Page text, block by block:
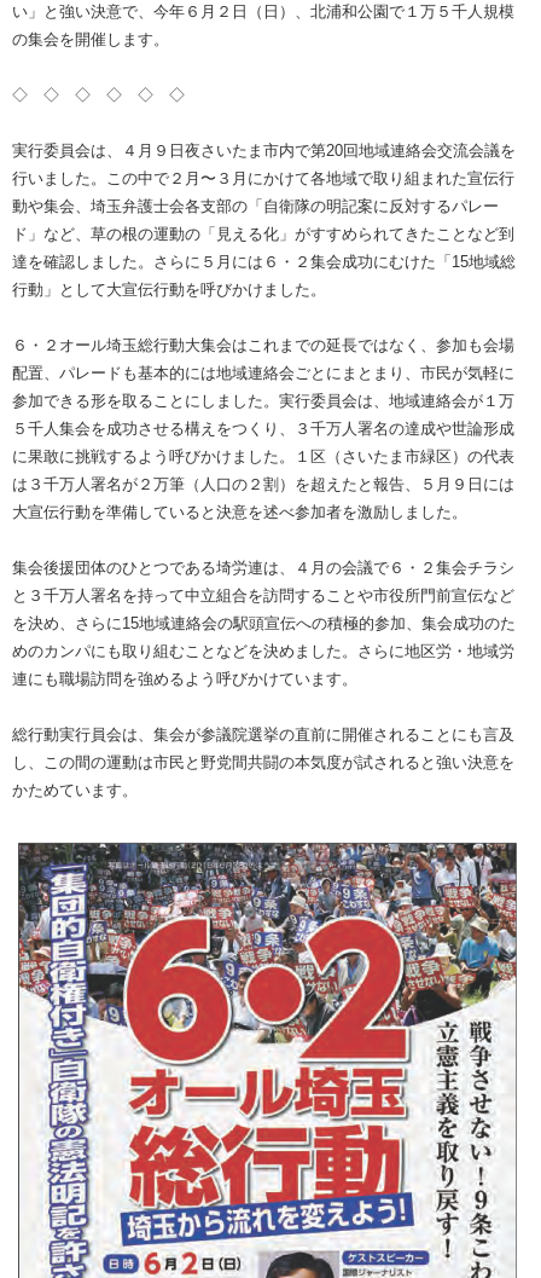
い」と強い決意で、今年６月２日（日）、北浦和公園で１万５千人規模
の集会を開催します。
◇ ◇ ◇ ◇ ◇ ◇
実行委員会は、４月９日夜さいたま市内で第20回地域連絡会交流会議を
行いました。この中で２月〜３月にかけて各地域で取り組まれた宣伝行
動や集会、埼玉弁護士会各支部の「自衛隊の明記案に反対するパレー
ド」など、草の根の運動の「見える化」がすすめられてきたことなど到
達を確認しました。さらに５月には６・２集会成功にむけた「15地域総
行動」として大宣伝行動を呼びかけました。
６・２オール埼玉総行動大集会はこれまでの延長ではなく、参加も会場
配置、パレードも基本的には地域連絡会ごとにまとまり、市民が気軽に
参加できる形を取ることにしました。実行委員会は、地域連絡会が１万
５千人集会を成功させる構えをつくり、３千万人署名の達成や世論形成
に果敢に挑戦するよう呼びかけました。１区（さいたま市緑区）の代表
は３千万人署名が２万筆（人口の２割）を超えたと報告、５月９日には
大宣伝行動を準備していると決意を述べ参加者を激励しました。
集会後援団体のひとつである埼労連は、４月の会議で６・２集会チラシ
と３千万人署名を持って中立組合を訪問することや市役所門前宣伝など
を決め、さらに15地域連絡会の駅頭宣伝への積極的参加、集会成功のた
めのカンパにも取り組むことなどを決めました。さらに地区労・地域労
連にも職場訪問を強めるよう呼びかけています。
総行動実行員会は、集会が参議院選挙の直前に開催されることにも言及
し、この間の運動は市民と野党間共闘の本気度が試されると強い決意を
かためています。